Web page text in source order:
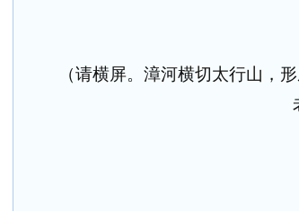
（请横屏。漳河横切太行山，